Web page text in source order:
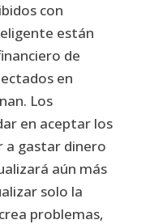
con
están
de
en
Los
en aceptar los
a gastar dinero
aún más
solo la
problemas,